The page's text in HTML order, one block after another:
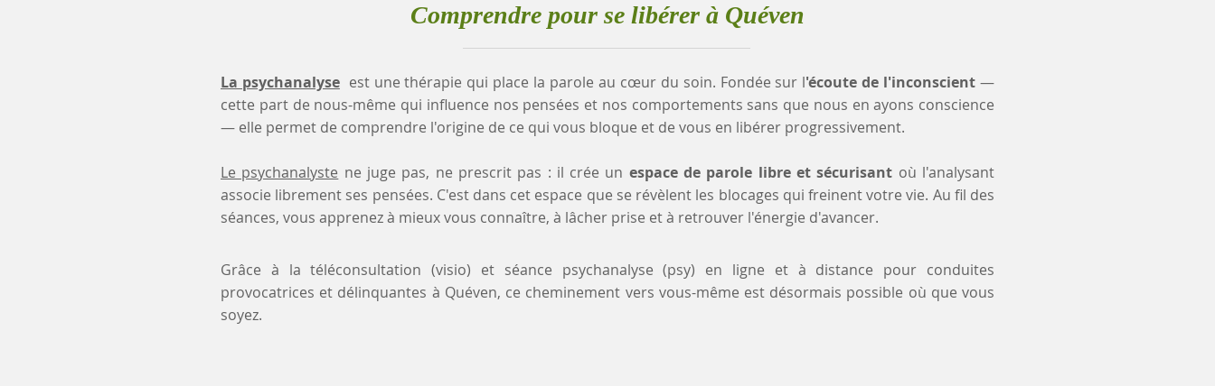
Comprendre pour se libérer à Quéven
La psychanalyse est une thérapie qui place la parole au cœur du soin. Fondée sur l'écoute de l'inconscient—
cette part de nous-même qui influence nos pensées et nos comportements sans que nous en ayons conscience
— elle permet de comprendre l'origine de ce qui vous bloque et de vous en libérer progressivement.
Le psychanalyste ne juge pas, ne prescrit pas : il crée un espace de parole libre et sécurisant où l'analysant
associe librement ses pensées. C'est dans cet espace que se révèlent les blocages qui freinent votre vie. Au fil des
séances, vous apprenez à mieux vous connaître, à lâcher prise et à retrouver l'énergie d'avancer.
Grâce à la téléconsultation (visio) et séance psychanalyse (psy) en ligne et à distance pour conduites
provocatrices et délinquantes à Quéven, ce cheminement vers vous-même est désormais possible où que vous
soyez.